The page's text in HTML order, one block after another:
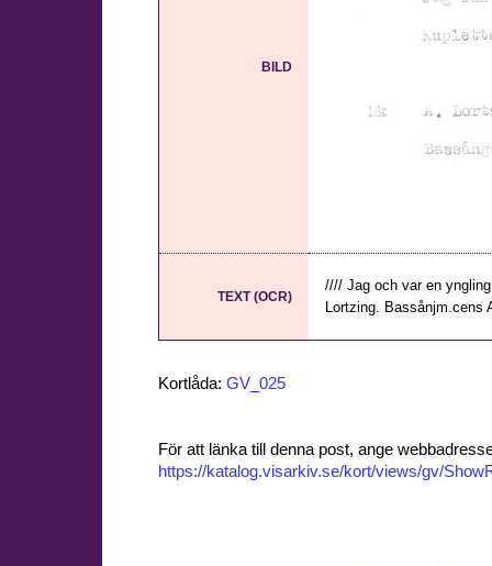
BILD
TEXT (OCR)
//// Jag och var en
Lortzing. Bassånjm.cens
Kortlåda: GV_025
För att länka till denna post, ange
https://katalog.visarkiv.se/kort/views/gv/